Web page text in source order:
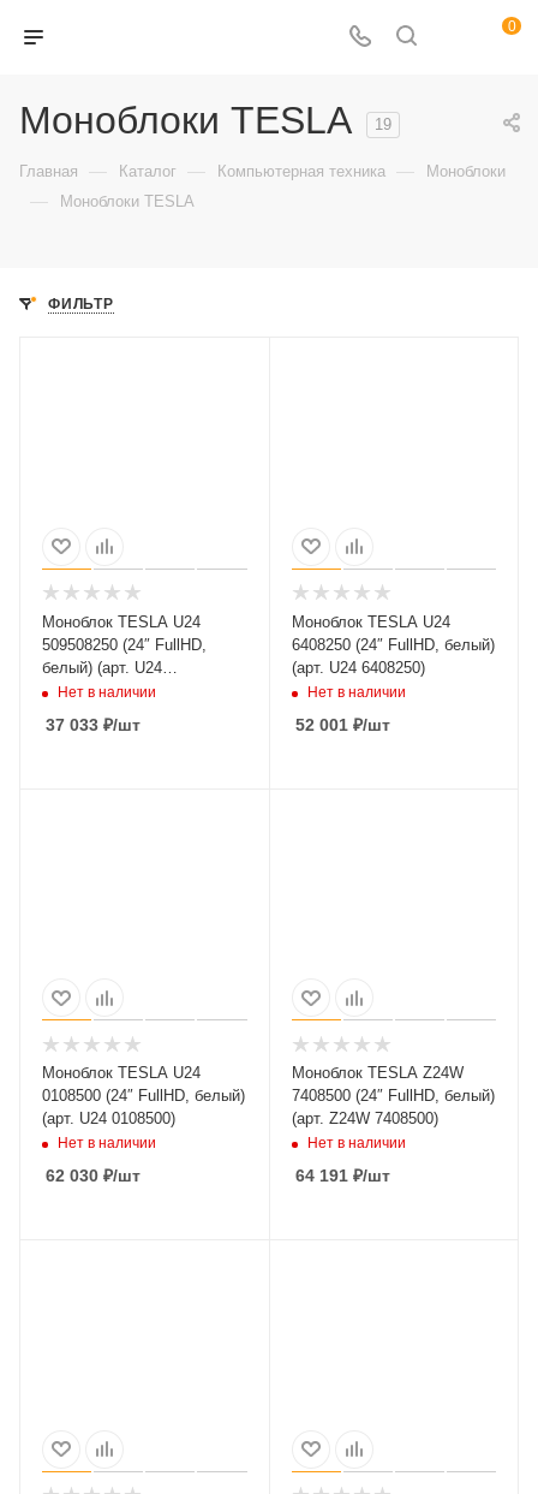
0
Моноблоки TESLA 19
Главная — Каталог — Компьютерная техника — Моноблоки
— Моноблоки TESLA
ФИЛЬТР
Моноблок TESLA U24
509508250 (24″ FullHD,
белый) (арт. U24
509508250)
Нет в наличии
37 033 ₽/шт
Моноблок TESLA U24
6408250 (24″ FullHD, белый)
(арт. U24 6408250)
Нет в наличии
52 001₽/шт
Моноблок TESLA U24
0108500 (24″ FullHD, белый)
(арт. U24 0108500)
Нет в наличии
62 030 ₽/шт
Моноблок TESLA Z24W
7408500 (24″ FullHD, белый)
(арт. Z24W 7408500)
Нет в наличии
64 191₽/шт